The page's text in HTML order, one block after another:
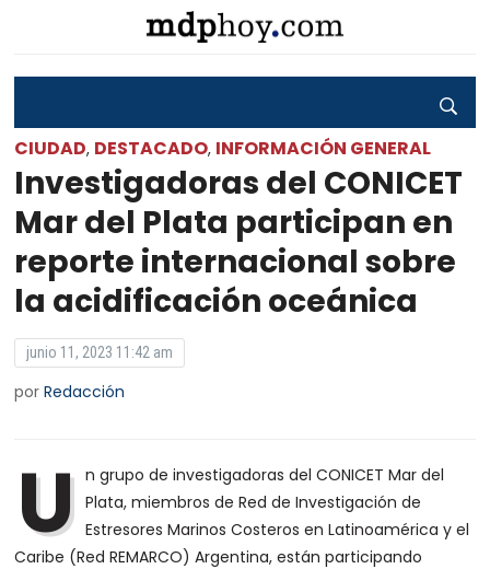
CIUDAD, DESTACADO, INFORMACIÓN GENERAL
Investigadoras del CONICET
Mar del Plata participan en
reporte internacional sobre
la acidificación oceánica
junio 11, 2023 11:42 am
porRedacción
U n grupo de investigadoras del CONICET Mar del
Plata, miembros de Red de Investigación de
Estresores Marinos Costeros en Latinoamérica y el
Caribe (Red REMARCO) Argentina, están participando